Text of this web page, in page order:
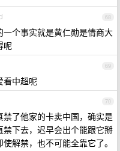
68
个事实就是黄仁勋是情商大
呢
69
看中超呢
70
了他家的卡卖中国，确实是
下去，迟早会出个能跟它掰
解禁，也不可能全靠它了。